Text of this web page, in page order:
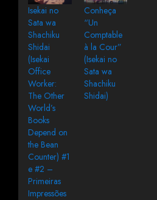
Isekai no
Sata wa
Shachiku
Shidai
(Isekai
Office
Worker:
The Other
World’s
Books
Depend on
the Bean
Counter) #1
e #2 –
Primeiras
Impressões
Conheça
“Un
Comptable
à la Cour”
(Isekai no
Sata wa
Shachiku
Shidai)